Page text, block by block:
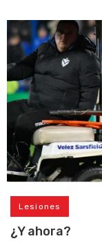
Lesiones
¿Y ahora?